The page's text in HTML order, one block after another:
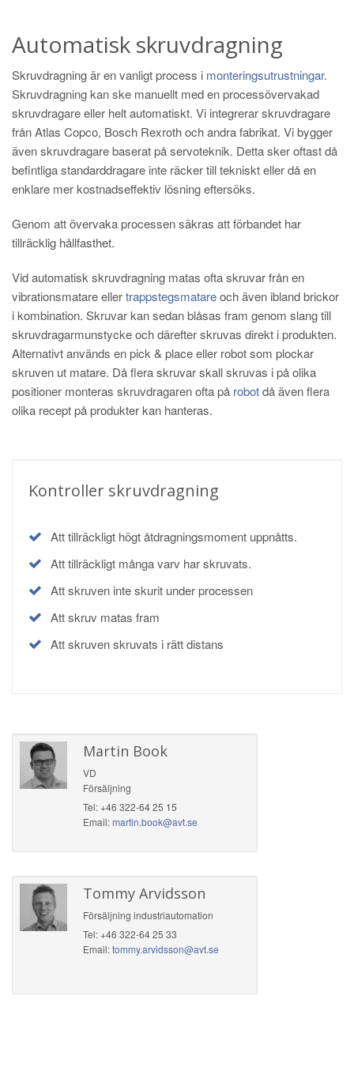
Automatisk skruvdragning
Skruvdragning är en vanligt process i monteringsutrustningar.
Skruvdragning kan ske manuellt med en processövervakad
skruvdragare eller helt automatiskt. Vi integrerar skruvdragare
från Atlas Copco, Bosch Rexroth och andra fabrikat. Vi bygger
även skruvdragare baserat på servoteknik. Detta sker oftast då
befintliga standarddragare inte räcker till tekniskt eller då en
enklare mer kostnadseffektiv lösning eftersöks.
Genom att övervaka processen säkras att förbandet har
tillräcklig hållfasthet.
Vid automatisk skruvdragning matas ofta skruvar från en
vibrationsmatare ellertrappstegsmatareoch även ibland brickor
i kombination. Skruvar kan sedan blåsas fram genom slang till
skruvdragarmunstycke och därefter skruvas direkt i produkten.
Alternativt används en pick & place eller robot som plockar
skruven ut matare. Då flera skruvar skall skruvas i på olika
positioner monteras skruvdragaren ofta på robotdå även flera
olika recept på produkter kan hanteras.
Kontroller skruvdragning
Att tillräckligt högt åtdragningsmoment uppnåtts.
Att tillräckligt många varv har skruvats.
Att skruven inte skurit under processen
Att skruv matas fram
Att skruven skruvats i rätt distans
Martin Book
VD
Försäljning
Tel: +46 322-64 25 15
Email:martin.book@avt.se
Tommy Arvidsson
Försäljning industriautomation
Tel: +46 322-64 25 33
Email:tommy.arvidsson@avt.se